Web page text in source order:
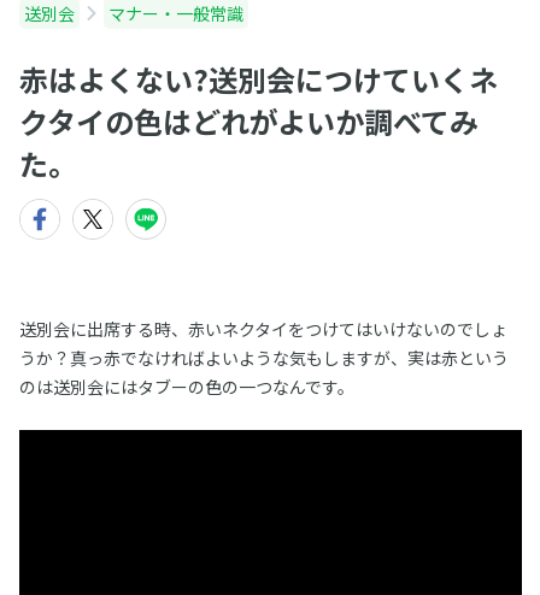
送別会 マナー・一般常識
赤はよくない?送別会につけていくネ
クタイの色はどれがよいか調べてみ
た。
送別会に出席する時、赤いネクタイをつけてはいけないのでしょ
うか？真っ赤でなければよいような気もしますが、実は赤という
のは送別会にはタブーの色の一つなんです。